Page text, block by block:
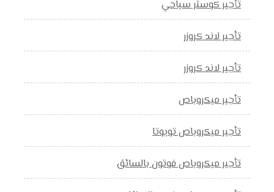
تأجير كوستر سياحي
تأجير لاند كروزر
تأجير لاند كروزر
تأجير ميكروباص
تأجير ميكروباص تويوتا
تأجير ميكروباص فوتون بالسائق